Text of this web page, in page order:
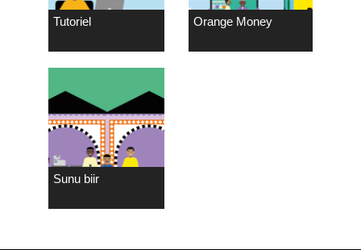
Tutoriel Orange Money
Sunu biir